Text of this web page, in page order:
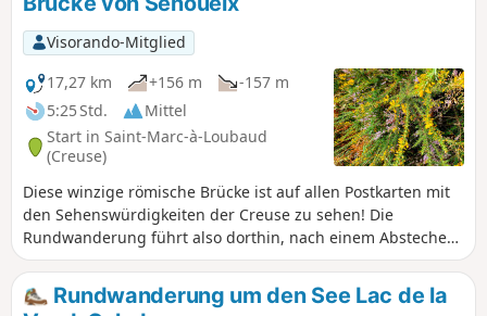
genannt werden, und mieden die feuchten und torfigen
Talsohlen, die nur vom Vieh frequentiert wurden.
Visorando-Mitglied
17,27 km
+156 m
-157 m
5:25 Std.
Mittel
Start in Saint-Marc-à-Loubaud
(Creuse)
Diese winzige römische Brücke ist auf allen Postkarten mit
den Sehenswürdigkeiten der Creuse zu sehen! Die
Rundwanderung führt also dorthin, nach einem Abstecher
zum Lac de Lavaud Gelade, und dann weiter durch Wiesen
und jungen Wald. Auch wenn die Wanderung zunächst ein
Stück auf der (wenig begehenen) Straße beginnt, verläuft
Rundwanderung um den See Lac de la